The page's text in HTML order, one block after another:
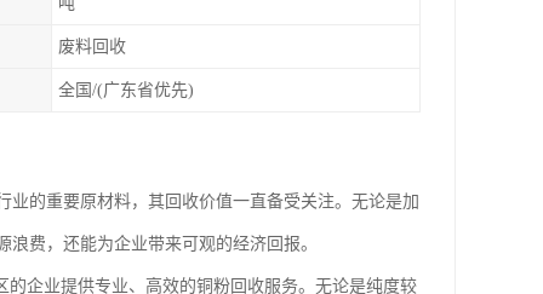
废料回收
全国/(广东省优先)
的重要原材料，其回收价值一直备受关注。无论是加
费，还能为企业带来可观的经济回报。
企业提供专业、高效的铜粉回收服务。无论是纯度较